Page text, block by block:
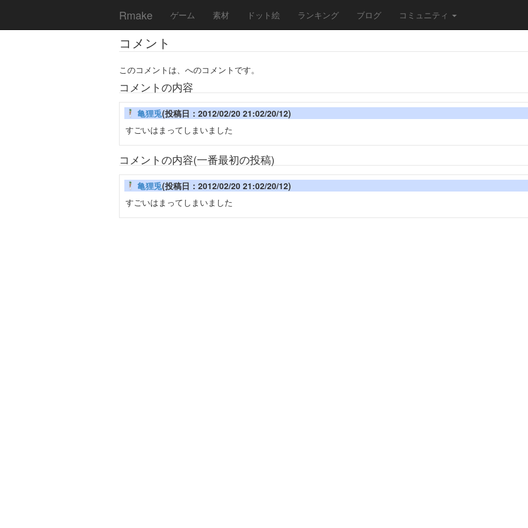
Rmake ゲーム 素材 ドット絵 ランキング ブログ コミュニティ
コメント
このコメントは、へのコメントです。
コメントの内容
亀狸兎(投稿日：2012/02/20 21:02/20/12)
すごいはまってしまいました
コメントの内容(一番最初の投稿)
亀狸兎(投稿日：2012/02/20 21:02/20/12)
すごいはまってしまいました